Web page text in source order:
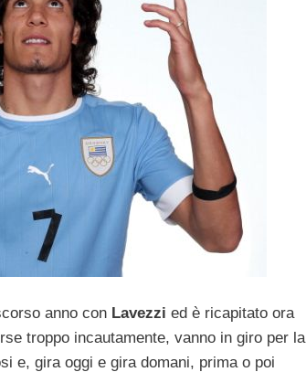
anno con Lavezzi ed è ricapitato ora
troppo incautamente, vanno in giro per la
e, gira oggi e gira domani, prima o poi